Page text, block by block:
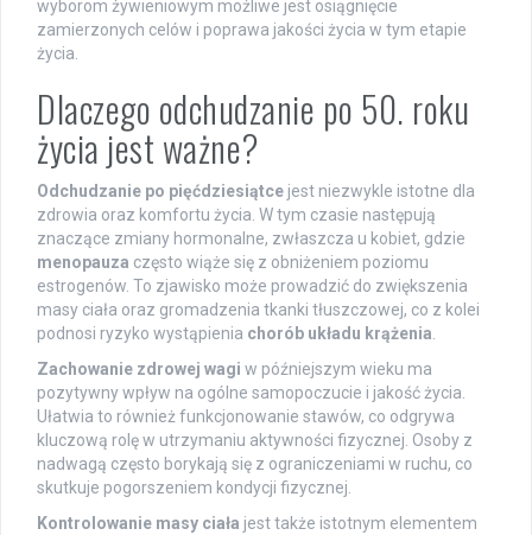
wyborom żywieniowym możliwe jest osiągnięcie
zamierzonych celów i poprawa jakości życia w tym etapie
życia.
Dlaczego odchudzanie po 50. roku
życia jest ważne?
Odchudzanie po pięćdziesiątce jest niezwykle istotne dla
zdrowia oraz komfortu życia. W tym czasie następują
znaczące zmiany hormonalne, zwłaszcza u kobiet, gdzie
menopauza często wiąże się z obniżeniem poziomu
estrogenów. To zjawisko może prowadzić do zwiększenia
masy ciała oraz gromadzenia tkanki tłuszczowej, co z kolei
podnosi ryzyko wystąpienia chorób układu krążenia
Zachowanie zdrowej wagi w późniejszym wieku ma
pozytywny wpływ na ogólne samopoczucie i jakość życia.
Ułatwia to również funkcjonowanie stawów, co odgrywa
kluczową rolę w utrzymaniu aktywności fizycznej. Osoby z
nadwagą często borykają się z ograniczeniami w ruchu, co
skutkuje pogorszeniem kondycji fizycznej.
Kontrolowanie masy ciała jest także istotnym elementem